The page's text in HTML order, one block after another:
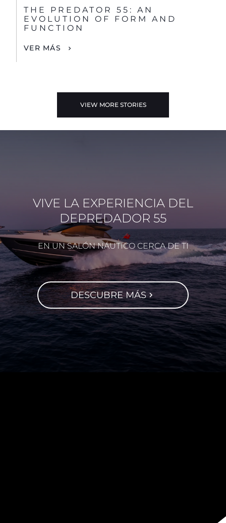
THE PREDATOR 55: AN
EVOLUTION OF FORM AND
FUNCTION
VER MÁS
VIEW MORE STORIES
VIVE LA EXPERIENCIA DEL
DEPREDADOR 55
EN UN SALÓN NÁUTICO CERCA DE TI
DESCUBRE MÁS